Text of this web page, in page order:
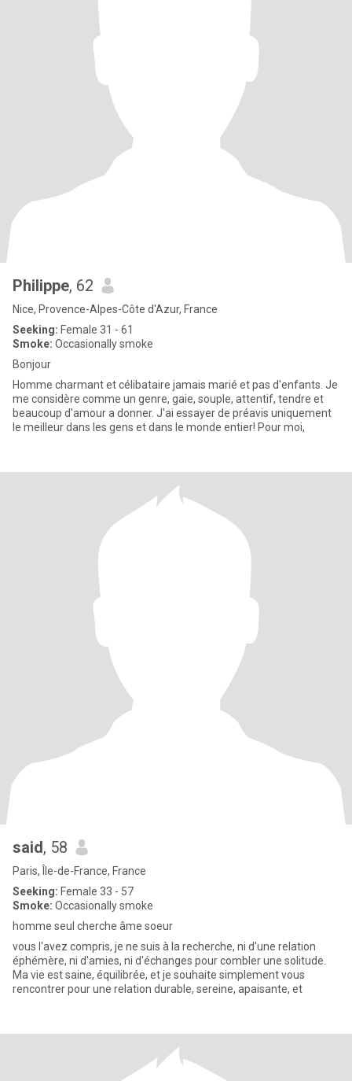
Philippe, 62
Nice, Provence-Alpes-Côte d'Azur, France
Seeking: Female 31 - 61
Smoke: Occasionally smoke
Bonjour
Homme charmant et célibataire jamais marié et pas d'enfants. Je
me considère comme un genre, gaie, souple, attentif, tendre et
beaucoup d'amour a donner. J'ai essayer de préavis uniquement
le meilleur dans les gens et dans le monde entier! Pour moi,
said, 58
Paris, Île-de-France, France
Seeking: Female 33 - 57
Smoke: Occasionally smoke
homme seul cherche âme soeur
vous l'avez compris, je ne suis à la recherche, ni d'une relation
éphémère, ni d'amies, ni d'échanges pour combler une solitude.
Ma vie est saine, équilibrée, et je souhaite simplement vous
rencontrer pour une relation durable, sereine, apaisante, et